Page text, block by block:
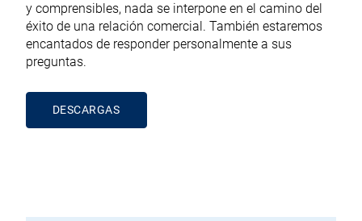
y comprensibles, nada se interpone en el camino del
éxito de una relación comercial. También estaremos
encantados de responder personalmente a sus
preguntas.
DESCARGAS